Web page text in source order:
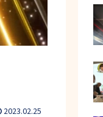
2023.02.25